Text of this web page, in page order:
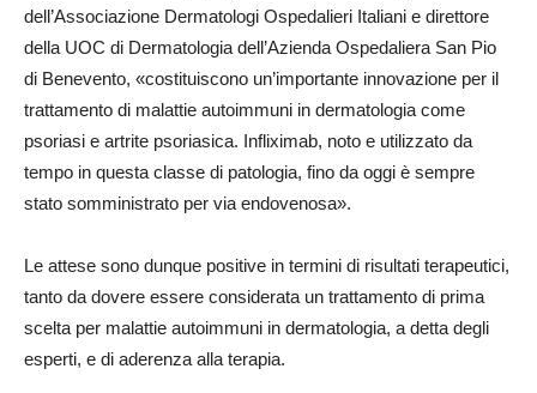
dell’Associazione Dermatologi Ospedalieri Italiani e direttore
della UOC di Dermatologia dell’Azienda Ospedaliera San Pio
di Benevento, «costituiscono un’importante innovazione per il
trattamento di malattie autoimmuni in dermatologia come
psoriasi e artrite psoriasica. Infliximab, noto e utilizzato da
tempo in questa classe di patologia, fino da oggi è sempre
stato somministrato per via endovenosa».
Le attese sono dunque positive in termini di risultati terapeutici,
tanto da dovere essere considerata un trattamento di prima
scelta per malattie autoimmuni in dermatologia, a detta degli
esperti, e di aderenza alla terapia.